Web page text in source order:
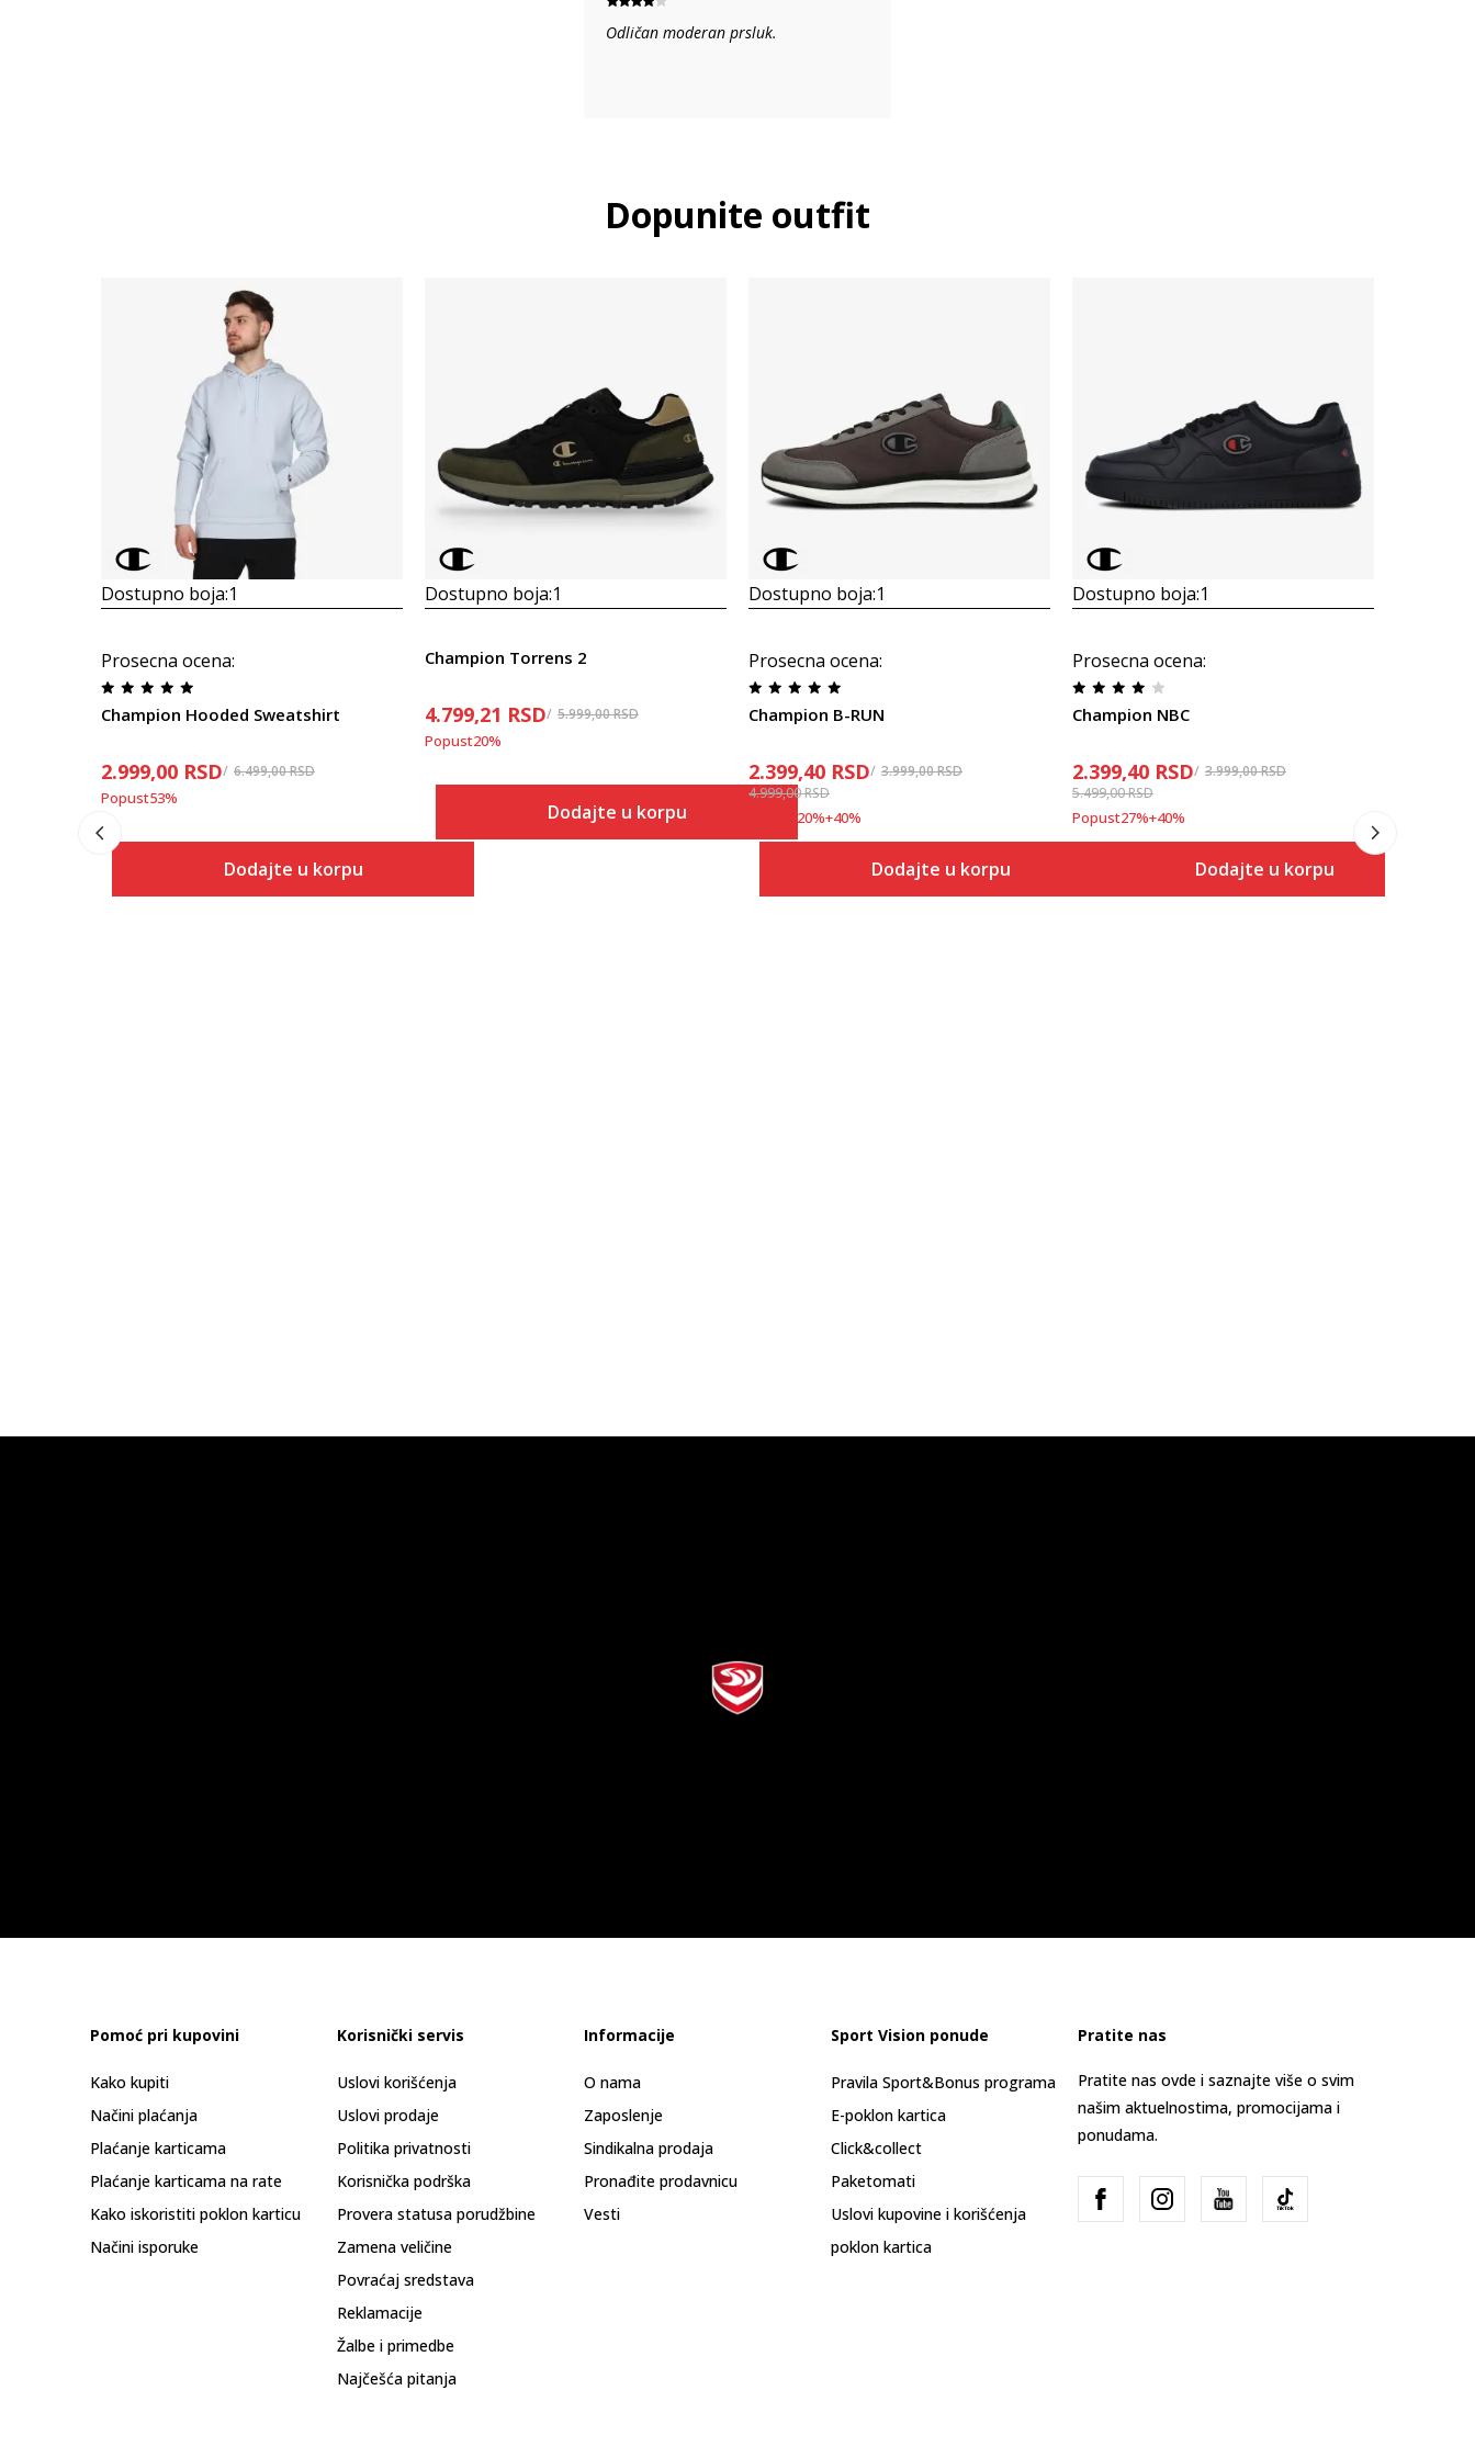
Odličan moderan prsluk.
Dopunite outfit
Dostupno boja:1
Prosecna ocena:
Champion Hooded Sweatshirt
2.999,00 RSD 6.499,00RSD
Popust53%
Dodajte u korpu
Dostupno boja:1
Champion Torrens 2
4.799,21 RSD 5.999,00RSD
Popust20%
Dodajte u korpu
Dostupno boja:1
Prosecna ocena:
Champion B-RUN
2.399,40 RSD 3.999,00RSD
4.999,00RSD
20%+40%
Dodajte u korpu
Dostupno boja:1
Prosecna ocena:
Champion NBC
2.399,40 RSD 3.999,00RSD
5.499,00RSD
Popust27%+40%
Dodajte u korpu
Pomoć pri kupovini
Kako kupiti
Načini plaćanja
Plaćanje karticama
Plaćanje karticama na rate
Kako iskoristiti poklon karticu
Načini isporuke
Korisnički servis
Uslovi korišćenja
Uslovi prodaje
Politika privatnosti
Korisnička podrška
Provera statusa porudžbine
Zamena veličine
Povraćaj sredstava
Reklamacije
Žalbe i primedbe
Najčešća pitanja
Informacije
O nama
Zaposlenje
Sindikalna prodaja
Pronađite prodavnicu
Vesti
Sport Vision ponude
Pravila Sport&Bonus programa
E-poklon kartica
Click&collect
Paketomati
Uslovi kupovine i korišćenja
poklon kartica
Pratite nas
Pratite nas ovde i saznajte više o svim
našim aktuelnostima, promocijama i
ponudama.